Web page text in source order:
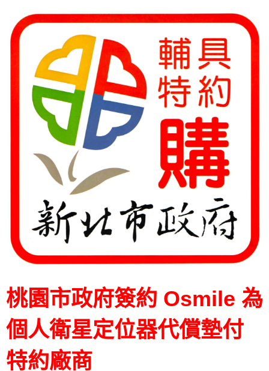
桃園市政府簽約 Osmile 為
個人衛星定位器代償墊付
特約廠商